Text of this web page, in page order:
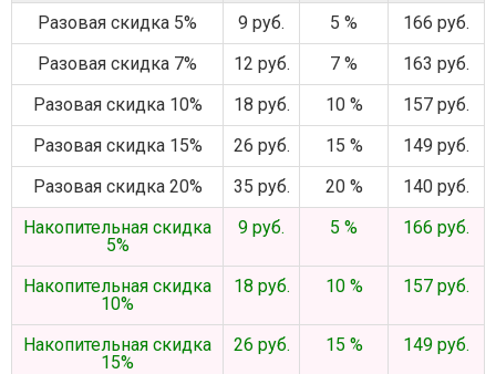
Разовая скидка 5% 9 руб. 5 %
166 руб.
Разовая скидка 7%
12 руб. 7 %
163 руб.
Разовая скидка 10%
18 руб. 10 %
157 руб.
Разовая скидка 15%
26 руб. 15 %
149 руб.
Разовая скидка 20%
35 руб. 20 %
140 руб.
Накопительная скидка
5%
9 руб. 5 % 166 руб.
Накопительная скидка
10%
18 руб. 10 % 157 руб.
Накопительная скидка
15%
26 руб. 15 % 149 руб.